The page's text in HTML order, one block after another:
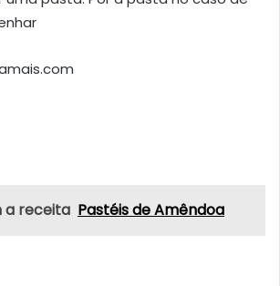
a receita Pastéis de Amêndoa